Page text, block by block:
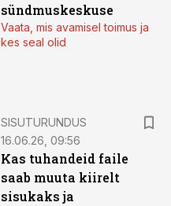
sündmuskeskuse
Vaata, mis avamisel toimus ja
kes seal olid
SISUTURUNDUS
16.06.26, 09:56
Kas tuhandeid faile
saab muuta kiirelt
sisukaks ja